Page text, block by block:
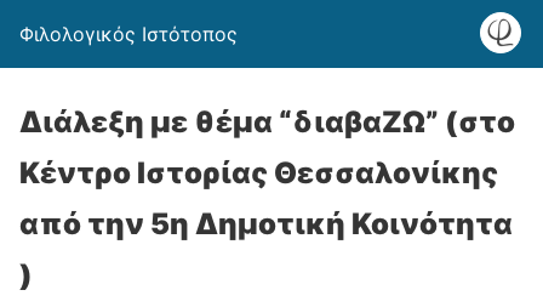
Φιλολογικός Ιστότοπος
Διάλεξη με θέμα “διαβαΖΩ” (στο
Κέντρο Ιστορίας Θεσσαλονίκης
από την 5η Δημοτική Κοινότητα
)